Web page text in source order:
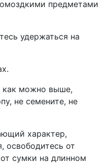
предметами
удержаться на
как можно выше,
не семените, не
характер,
освободитесь от
сумки на длинном